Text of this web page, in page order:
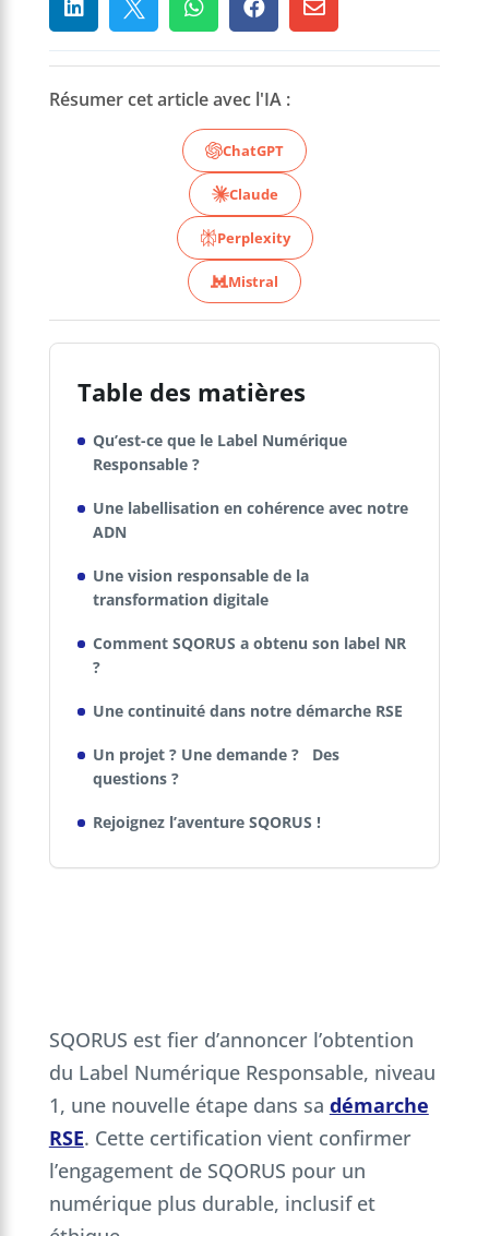
    
Résumer cet article avec l'IA :
ChatGPT
Claude
Perplexity
Mistral
Table des matières
Qu’est-ce que le Label Numérique
Responsable ?
Une labellisation en cohérence avec notre
ADN
Une vision responsable de la
transformation digitale
Comment SQORUS a obtenu son label NR
?
Une continuité dans notre démarche RSE
Un projet ? Une demande ? Des
questions ?
Rejoignez l’aventure SQORUS !
SQORUS est fier d’annoncer l’obtention
du Label Numérique Responsable, niveau
1, une nouvelle étape dans sa démarche
RSE. Cette certification vient confirmer
l’engagement de SQORUS pour un
numérique plus durable, inclusif et